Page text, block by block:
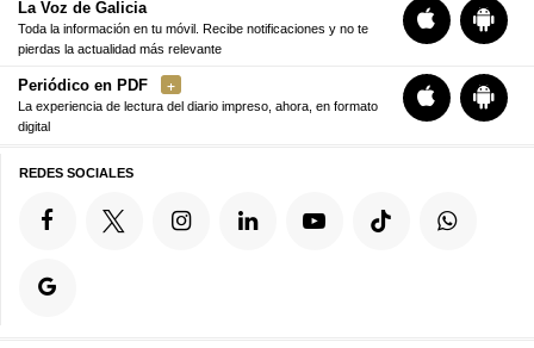
La Voz de Galicia
Toda la información en tu móvil. Recibe notificaciones y no te
pierdas la actualidad más relevante
Periódico en PDF
La experiencia de lectura del diario impreso, ahora, en formato
digital
REDES SOCIALES